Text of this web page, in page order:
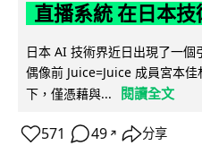
直播系統 在日本
日本 AI 技術界近日出現了一
偶像前 Juice=Juice 成員宮本
下，僅憑藉與...
閱讀全文
571 49 ↗ 分享